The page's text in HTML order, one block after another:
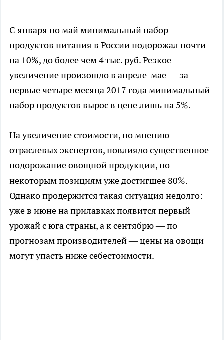
С января по май минимальный набор
продуктов питания в России подорожал почти
на 10%, до более чем 4 тыс. руб. Резкое
увеличение произошло в апреле-мае — за
первые четыре месяца 2017 года минимальный
набор продуктов вырос в цене лишь на 5%.
На увеличение стоимости, по мнению
отраслевых экспертов, повлияло существенное
подорожание овощной продукции, по
некоторым позициям уже достигшее 80%.
Однако продержится такая ситуация недолго:
уже в июне на прилавках появится первый
урожай с юга страны, а к сентябрю — по
прогнозам производителей — цены на овощи
могут упасть ниже себестоимости.